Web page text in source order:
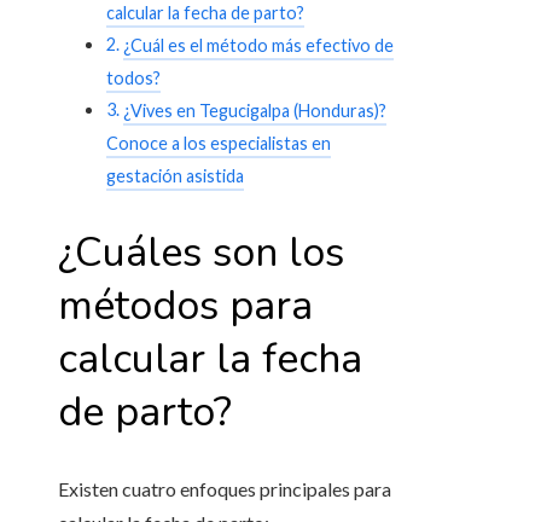
calcular la fecha de parto?
¿Cuál es el método más efectivo de
todos?
¿Vives en Tegucigalpa (Honduras)?
Conoce a los especialistas en
gestación asistida
¿Cuáles son los
métodos para
calcular la fecha
de parto?
Existen cuatro enfoques principales para